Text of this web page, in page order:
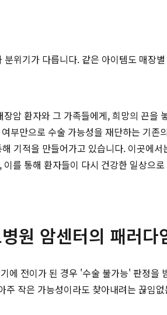
위기가 다릅니다. 같은 아이템도 매
암 환자와 그 가족들에게, 희망의 끈
부만으로 수술 가능성을 재단하는 기
기적을 만들어가고 있습니다. 이곳에
이를 통해 환자들이 다시 건강한 일상으
원 암센터의 패러다
에 전이가 된 경우 '수술 불가능' 판정을
작은 가능성이라도 찾아내려는 끊임